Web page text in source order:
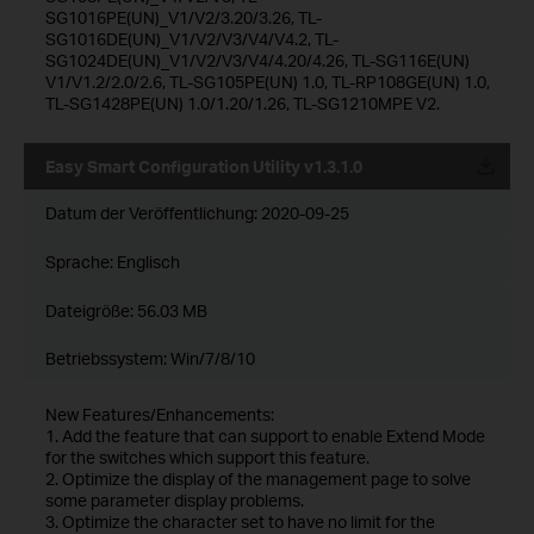
SG1016PE(UN)_V1/V2/3.20/3.26, TL-
SG1016DE(UN)_V1/V2/V3/V4/V4.2, TL-
SG1024DE(UN)_V1/V2/V3/V4/4.20/4.26, TL-SG116E(UN)
V1/V1.2/2.0/2.6, TL-SG105PE(UN) 1.0, TL-RP108GE(UN) 1.0,
TL-SG1428PE(UN) 1.0/1.20/1.26, TL-SG1210MPE V2.
Easy Smart Configuration Utility v1.3.1.0
Datum der Veröffentlichung: 2020-09-25
Sprache: Englisch
Dateigröße: 56.03 MB
Betriebssystem: Win/7/8/10
New Features/Enhancements:
1. Add the feature that can support to enable Extend Mode
for the switches which support this feature.
2. Optimize the display of the management page to solve
some parameter display problems.
3. Optimize the character set to have no limit for the